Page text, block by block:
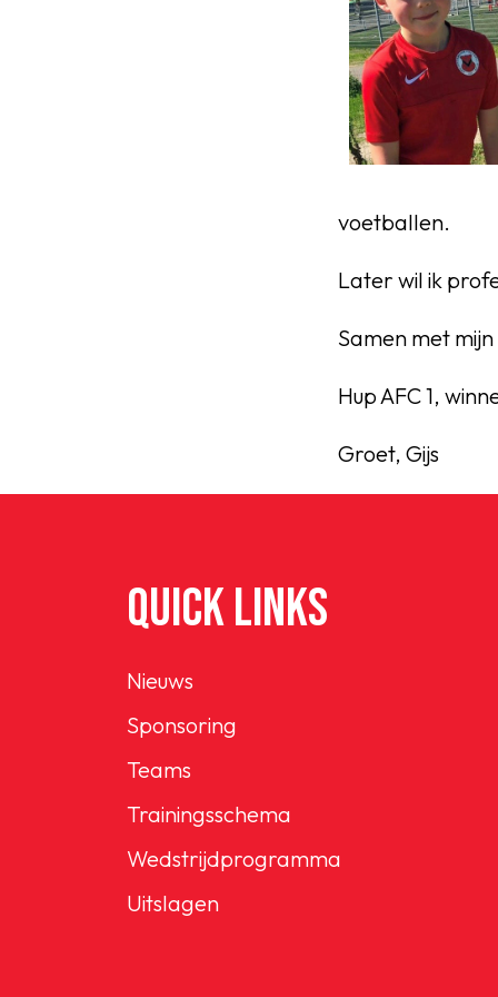
voetballen.
Later wil ik
Samen met
Hup AFC 1,
Groet, Gijs
QUICK LINKS
Nieuws
Sponsoring
Teams
Trainingsschema
Wedstrijdprogramma
Uitslagen